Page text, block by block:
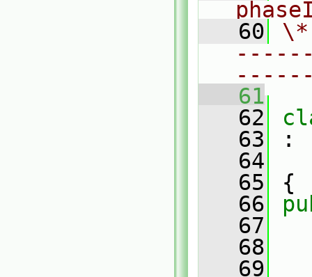
   60
   61
   62
   63
:
   64
   65
{
   66
   67
   68
   69